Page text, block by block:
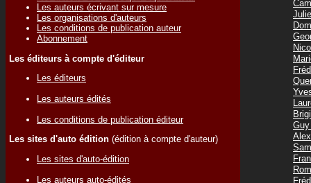
Les auteurs écrivant sur mesure
Les organisations d'auteurs
Les conditions de publication auteur
Abonnement
Les éditeurs à compte d'éditeur
Les éditeurs
Les auteurs édités
Les conditions de publication éditeur
Les sites d'auto édition (édition à compte d'auteur)
Les sites d'auto-édition
Les auteurs auto-édités